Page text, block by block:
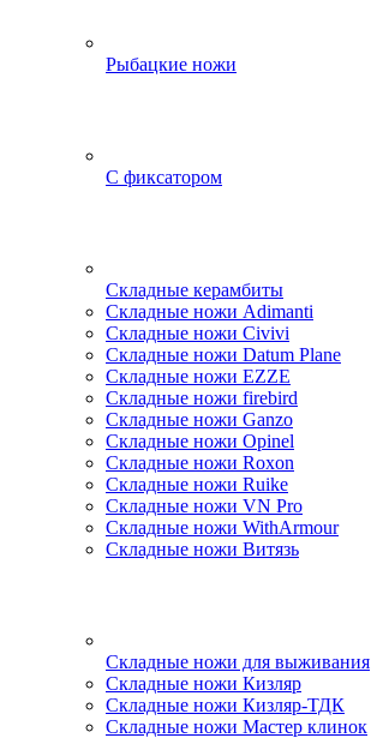
Рыбацкие ножи
С фиксатором
Складные керамбиты
Складные ножи Adimanti
Складные ножи Civivi
Складные ножи Datum Plane
Складные ножи EZZE
Складные ножи firebird
Складные ножи Ganzo
Складные ножи Opinel
Складные ножи Roxon
Складные ножи Ruike
Складные ножи VN Pro
Складные ножи WithArmour
Складные ножи Витязь
Складные ножи для выживания
Складные ножи Кизляр
Складные ножи Кизляр-ТДК
Складные ножи Мастер клинок